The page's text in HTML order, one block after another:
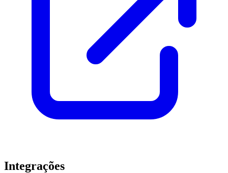
Integrações